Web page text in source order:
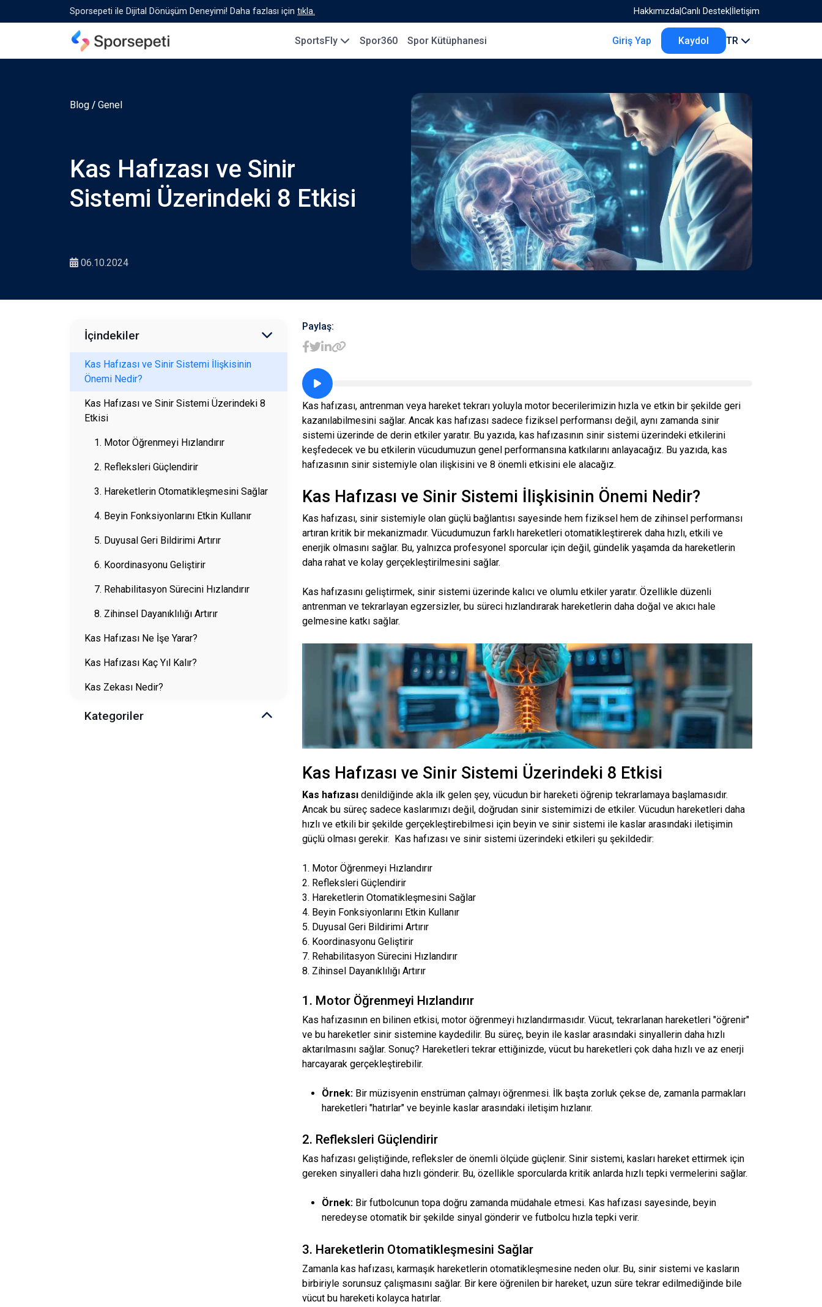
Sporsepeti ile Dijital Dönüşüm Deneyimi! Daha fazlası için tıkla. HakkımızdaCanlı Destek İletişim
SportsFly Spor360 Spor Kütüphanesi Giriş Yap Kaydol TR
Blog / Genel
Kas Hafızası ve Sinir
Sistemi Üzerindeki 8 Etkisi
06.10.2024
İçindekiler
Kas Hafızası ve Sinir Sistemi İlişkisinin
Önemi Nedir?
Kas Hafızası ve Sinir Sistemi Üzerindeki 8
Etkisi
1. Motor Öğrenmeyi Hızlandırır
2. Refleksleri Güçlendirir
3. Hareketlerin Otomatikleşmesini Sağlar
4. Beyin Fonksiyonlarını Etkin Kullanır
5. Duyusal Geri Bildirimi Artırır
6. Koordinasyonu Geliştirir
7. Rehabilitasyon Sürecini Hızlandırır
8. Zihinsel Dayanıklılığı Artırır
Kas Hafızası Ne İşe Yarar?
Kas Hafızası Kaç Yıl Kalır?
Kas Zekası Nedir?
Kategoriler
Paylaş:
Kas hafızası, antrenman veya hareket tekrarı yoluyla motor becerilerimizin hızla ve etkin bir şekilde geri
kazanılabilmesini sağlar. Ancak kas hafızası sadece fiziksel performansı değil, aynı zamanda sinir
sistemi üzerinde de derin etkiler yaratır. Bu yazıda, kas hafızasının sinir sistemi üzerindeki etkilerini
keşfedecek ve bu etkilerin vücudumuzun genel performansına katkılarını anlayacağız. Bu yazıda, kas
hafızasının sinir sistemiyle olan ilişkisini ve 8 önemli etkisini ele alacağız.
Kas Hafızası ve Sinir Sistemi İlişkisinin Önemi Nedir?
Kas hafızası, sinir sistemiyle olan güçlü bağlantısı sayesinde hem fiziksel hem de zihinsel performansı
artıran kritik bir mekanizmadır. Vücudumuzun farklı hareketleri otomatikleştirerek daha hızlı, etkili ve
enerjik olmasını sağlar. Bu, yalnızca profesyonel sporcular için değil, gündelik yaşamda da hareketlerin
daha rahat ve kolay gerçekleştirilmesini sağlar.
Kas hafızasını geliştirmek, sinir sistemi üzerinde kalıcı ve olumlu etkiler yaratır. Özellikle düzenli
antrenman ve tekrarlayan egzersizler, bu süreci hızlandırarak hareketlerin daha doğal ve akıcı hale
gelmesine katkı sağlar.
Kas Hafızası ve Sinir Sistemi Üzerindeki 8 Etkisi
Kas hafızası denildiğinde akla ilk gelen şey, vücudun bir hareketi öğrenip tekrarlamaya başlamasıdır.
Ancak bu süreç sadece kaslarımızı değil, doğrudan sinir sistemimizi de etkiler. Vücudun hareketleri daha
hızlı ve etkili bir şekilde gerçekleştirebilmesi için beyin ve sinir sistemi ile kaslar arasındaki iletişimin
güçlü olması gerekir. Kas hafızası ve sinir sistemi üzerindeki etkileri şu şekildedir:
1. Motor Öğrenmeyi Hızlandırır
2. Refleksleri Güçlendirir
3. Hareketlerin Otomatikleşmesini Sağlar
4. Beyin Fonksiyonlarını Etkin Kullanır
5. Duyusal Geri Bildirimi Artırır
6. Koordinasyonu Geliştirir
7. Rehabilitasyon Sürecini Hızlandırır
8. Zihinsel Dayanıklılığı Artırır
1. Motor Öğrenmeyi Hızlandırır
Kas hafızasının en bilinen etkisi, motor öğrenmeyi hızlandırmasıdır. Vücut, tekrarlanan hareketleri "öğrenir"
ve bu hareketler sinir sistemine kaydedilir. Bu süreç, beyin ile kaslar arasındaki sinyallerin daha hızlı
aktarılmasını sağlar. Sonuç? Hareketleri tekrar ettiğinizde, vücut bu hareketleri çok daha hızlı ve az enerji
harcayarak gerçekleştirebilir.
Örnek: Bir müzisyenin enstrüman çalmayı öğrenmesi. İlk başta zorluk çekse de, zamanla parmakları
hareketleri "hatırlar" ve beyinle kaslar arasındaki iletişim hızlanır.
2. Refleksleri Güçlendirir
Kas hafızası geliştiğinde, refleksler de önemli ölçüde güçlenir. Sinir sistemi, kasları hareket ettirmek için
gereken sinyalleri daha hızlı gönderir. Bu, özellikle sporcularda kritik anlarda hızlı tepki vermelerini sağlar.
Örnek: Bir futbolcunun topa doğru zamanda müdahale etmesi. Kas hafızası sayesinde, beyin
neredeyse otomatik bir şekilde sinyal gönderir ve futbolcu hızla tepki verir.
3. Hareketlerin Otomatikleşmesini Sağlar
Zamanla kas hafızası, karmaşık hareketlerin otomatikleşmesine neden olur. Bu, sinir sistemi ve kasların
birbiriyle sorunsuz çalışmasını sağlar. Bir kere öğrenilen bir hareket, uzun süre tekrar edilmediğinde bile
vücut bu hareketi kolayca hatırlar.